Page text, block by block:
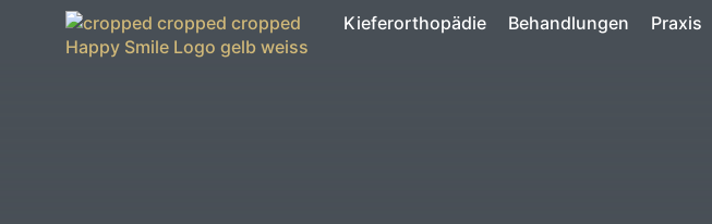
Kieferorthopädie Behandlungen Praxis